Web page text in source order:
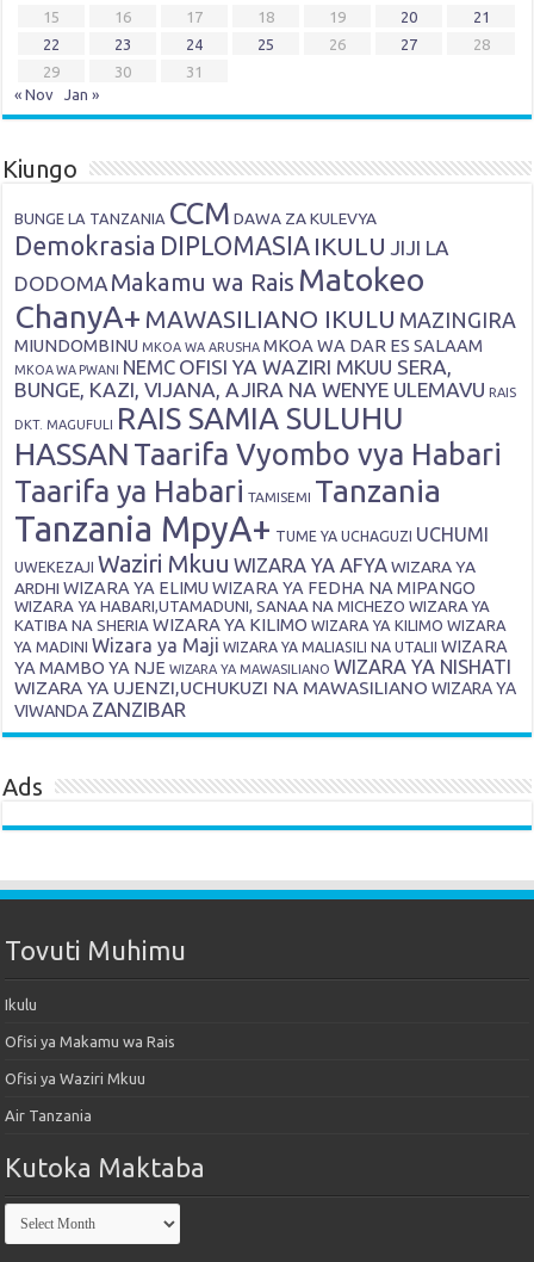
15
16 17 18 19 20
21
22
23 24 25 26 27
28
29
30
31
« Nov
Jan »
Kiungo
BUNGE LA TANZANIA CCM DAWA ZA KULEVYA
Demokrasia DIPLOMASIA IKULU JIJI LA
DODOMA Makamu wa Rais Matokeo
ChanyA+ MAWASILIANO IKULU MAZINGIRA
MIUNDOMBINU MKOA WA ARUSHA MKOA WA DAR ES SALAAM
MKOA WA PWANI NEMC OFISI YA WAZIRI MKUU SERA,
BUNGE, KAZI, VIJANA, AJIRA NA WENYE ULEMAVU RAIS
DKT. MAGUFULI RAIS SAMIA SULUHU
HASSAN Taarifa Vyombo vya Habari
Taarifa ya Habari TAMISEMI Tanzania
Tanzania MpyA+ TUME YA UCHAGUZI UCHUMI
UWEKEZAJI Waziri Mkuu WIZARA YA AFYA WIZARA YA
ARDHI WIZARA YA ELIMU WIZARA YA FEDHA NA MIPANGO
WIZARA YA HABARI,UTAMADUNI, SANAA NA MICHEZO WIZARA YA
KATIBA NA SHERIA WIZARA YA KILIMO WIZARA YA KILIMO WIZARA
YA MADINI Wizara ya Maji WIZARA YA MALIASILI NA UTALII WIZARA
YA MAMBO YA NJE WIZARA YA MAWASILIANO WIZARA YA NISHATI
WIZARA YA UJENZI,UCHUKUZI NA MAWASILIANO WIZARA YA
VIWANDA ZANZIBAR
Ads
Tovuti Muhimu
Ikulu
Ofisi ya Makamu wa Rais
Ofisi ya Waziri Mkuu
Air Tanzania
Kutoka Maktaba
Kutoka
Maktaba